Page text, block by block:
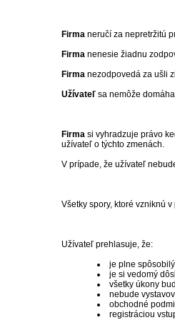
Firma neručí za nepretržitú
Firma nenesie žiadnu
Firma nezodpovedá za ušli
Užívateľ sa nemôže
Firma si vyhradzuje právo
užívateľ o týchto zmenách.
V prípade, že užívateľ
Všetky spory, ktoré vzniknú
Užívateľ prehlasuje, že:
je plne
je si vedomý
všetky úkony
nebude
obchodné
registráciou